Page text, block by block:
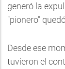
generó la
"pionero"
Desde ese
tuvieron el